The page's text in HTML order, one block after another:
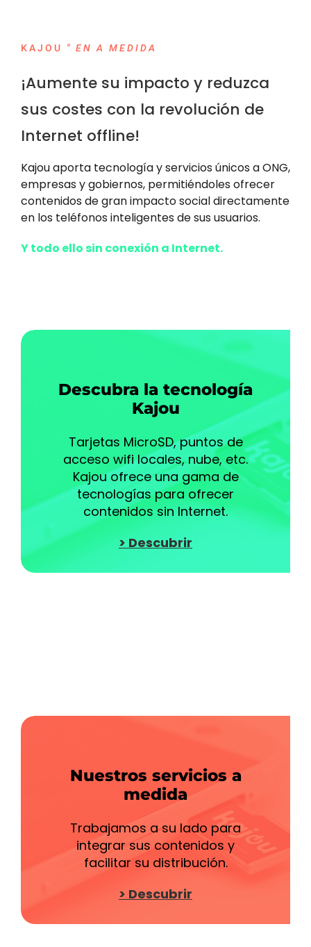
KAJOU " EN A MEDIDA
¡Aumente su impacto y reduzca
sus costes con la revolución de
Internet offline!
Kajou aporta tecnología y servicios únicos a ONG,
empresas y gobiernos, permitiéndoles ofrecer
contenidos de gran impacto social directamente
en los teléfonos inteligentes de sus usuarios.
Y todo ello sin conexión a Internet.
Descubra la tecnología
Kajou
Tarjetas MicroSD, puntos de
acceso wifi locales, nube, etc.
Kajou ofrece una gama de
tecnologías para ofrecer
contenidos sin Internet.
> Descubrir
Nuestros servicios a
medida
Trabajamos a su lado para
integrar sus contenidos y
facilitar su distribución.
> Descubrir